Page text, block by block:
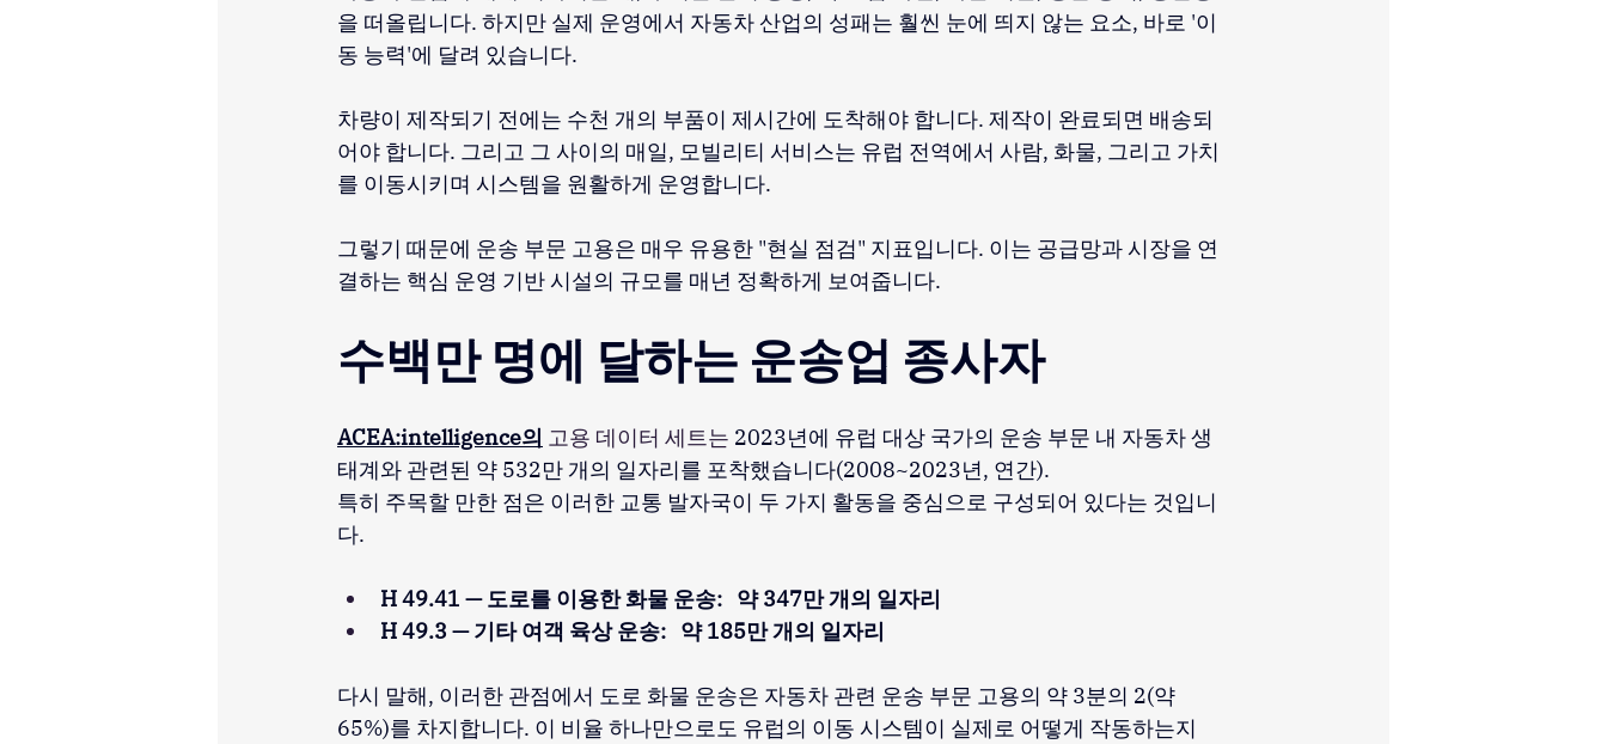
을 떠올립니다. 하지만 실제 운영에서 자동차 산업의 성패는 훨씬 눈에 띄지 않는 요소, 바로 '이
동 능력'에 달려 있습니다.
차량이 제작되기 전에는 수천 개의 부품이 제시간에 도착해야 합니다. 제작이 완료되면 배송되
어야 합니다. 그리고 그 사이의 매일, 모빌리티 서비스는 유럽 전역에서 사람, 화물, 그리고 가치
를 이동시키며 시스템을 원활하게 운영합니다.
그렇기 때문에 운송 부문 고용은 매우 유용한 "현실 점검" 지표입니다. 이는 공급망과 시장을 연
결하는 핵심 운영 기반 시설의 규모를 매년 정확하게 보여줍니다.
수백만 명에 달하는 운송업 종사자
ACEA:intelligence의 고용 데이터 세트는 2023년에 유럽 대상 국가의 운송 부문 내 자동차 생
태계와 관련된 약 532만 개의 일자리를 포착했습니다(2008~2023년, 연간).
특히 주목할 만한 점은 이러한 교통 발자국이 두 가지 활동을 중심으로 구성되어 있다는 것입니
다.
H 49.41 — 도로를 이용한 화물 운송: 약 347만 개의 일자리
H 49.3 — 기타 여객 육상 운송: 약 185만 개의 일자리
다시 말해, 이러한 관점에서 도로 화물 운송은 자동차 관련 운송 부문 고용의 약 3분의 2(약
65%)를 차지합니다. 이 비율 하나만으로도 유럽의 이동 시스템이 실제로 어떻게 작동하는지